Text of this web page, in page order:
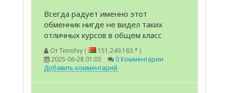
Всегда радует именно этот
обменник нигде не видел таких
отличных курсов в общем класс
ОтTimofey (
151.249.183.* )
2025-06-28 01:03
0 Комментарии
Добавить комментарий